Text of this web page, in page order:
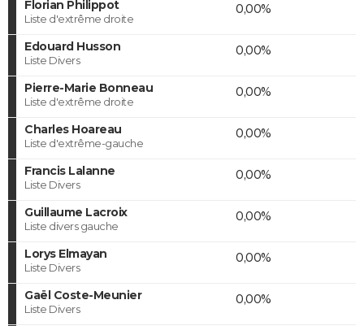
Florian Philippot
Liste d'extrême droite
0,00%
Edouard Husson
Liste Divers
0,00%
Pierre-Marie Bonneau
Liste d'extrême droite
0,00%
Charles Hoareau
Liste d'extrême-gauche
0,00%
Francis Lalanne
Liste Divers
0,00%
Guillaume Lacroix
Liste divers gauche
0,00%
Lorys Elmayan
Liste Divers
0,00%
Gaël Coste-Meunier
Liste Divers
0,00%